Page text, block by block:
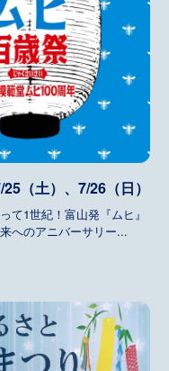
（土）、7/26（日）
て1世紀！富山発『ムヒ』
へのアニバーサリー...